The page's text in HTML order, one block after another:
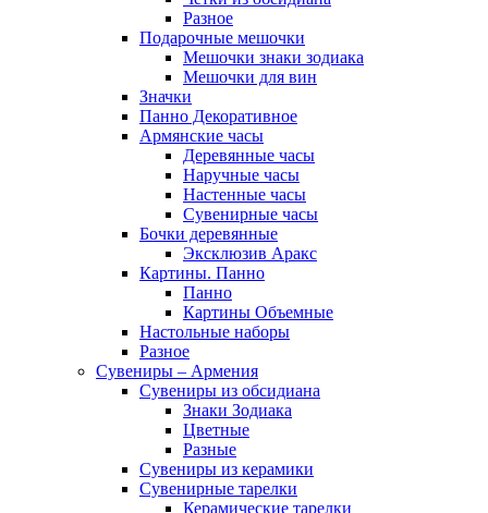
Разное
Подарочные мешочки
Мешочки знаки зодиака
Мешочки для вин
Значки
Панно Декоративное
Армянские часы
Деревянные часы
Наручные часы
Настенные часы
Сувенирные часы
Бочки деревянные
Эксклюзив Аракс
Картины. Панно
Панно
Картины Объемные
Настольные наборы
Разное
Сувениры – Армения
Сувениры из обсидиана
Знаки Зодиака
Цветные
Разные
Сувениры из керамики
Сувенирные тарелки
Керамические тарелки